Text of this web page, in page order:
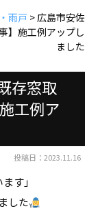
雨戸 > 広島市安佐
】施工例アップし
ました
存窓取
工例ア
投稿日：2023.11.16
す」
した